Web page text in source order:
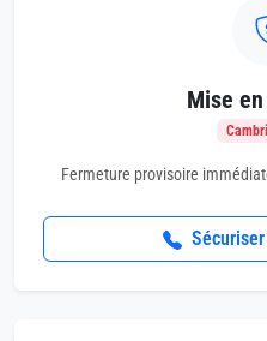
Mise
Fermeture provisoire